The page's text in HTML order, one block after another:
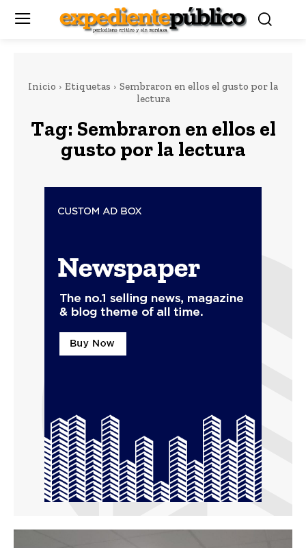
Inicio Etiquetas
Sembraron en ellos el gusto por la
lectura
Tag: Sembraron en ellos el
gusto por la lectura